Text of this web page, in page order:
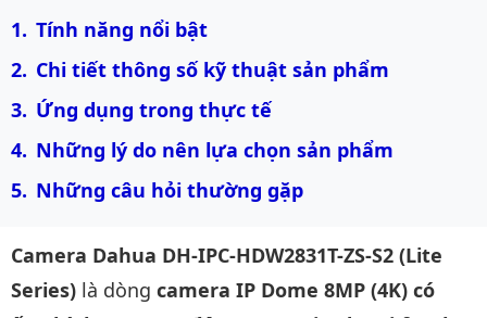
Tính năng nổi bật
Chi tiết thông số kỹ thuật sản phẩm
Ứng dụng trong thực tế
Những lý do nên lựa chọn sản phẩm
Những câu hỏi thường gặp
Camera Dahua DH-IPC-HDW2831T-ZS-S2 (Lite
Series) là dòng camera IP Dome 8MP (4K) có